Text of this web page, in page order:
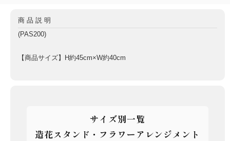
商品説明
(PAS200)
【商品サイズ】H約45cm×W約40cm
サイズ別一覧
造花スタンド・フラワーアレンジメント